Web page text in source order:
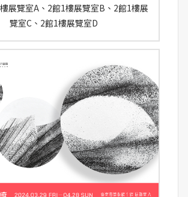
展覽室A、2館1樓展覽室B、2館1樓展
覽室C、2館1樓展覽室D